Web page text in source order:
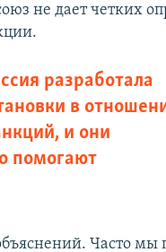
не дает четких
разработала
в
и они
помогают
Часто мы